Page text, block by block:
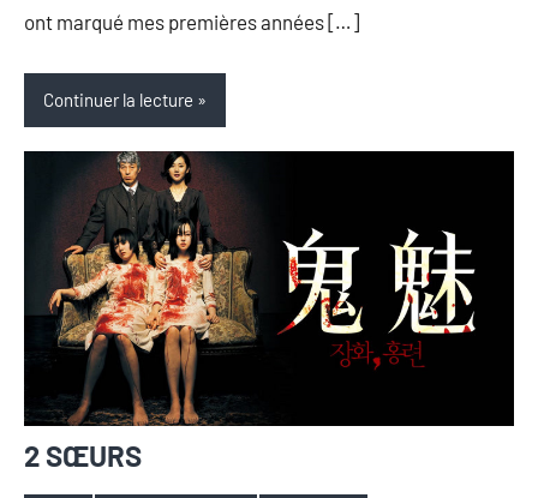
ont marqué mes premières années […]
Continuer la lecture
2 SŒURS